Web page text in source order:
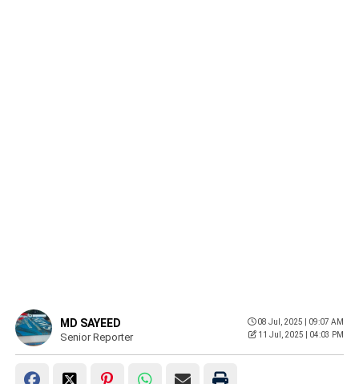
MD SAYEED
Senior Reporter
08 Jul, 2025 | 09:07 AM
11 Jul, 2025 | 04:03 PM